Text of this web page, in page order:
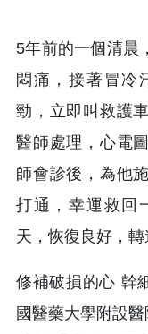
5年前的一個清晨
悶痛，接著冒冷
勁，立即叫救護
醫師處理，心電
師會診後，為他
打通，幸運救回
天，恢復良好，轉